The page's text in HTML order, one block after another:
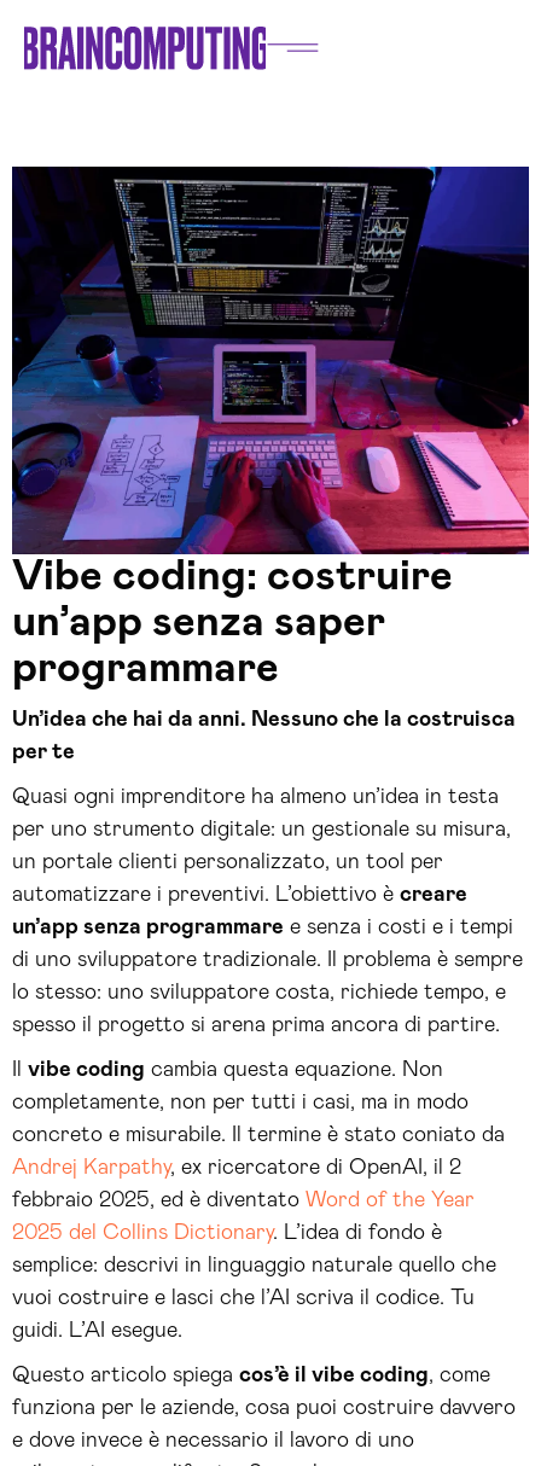
Home/ Blog/IT e Innovazioni
Vibe coding: costruire un’app senza saper programmare
Vibe coding: costruire
un’app senza saper
programmare
Un’idea che hai da anni. Nessuno che la costruisca
per te
Quasi ogni imprenditore ha almeno un’idea in testa
per uno strumento digitale: un gestionale su misura,
un portale clienti personalizzato, un tool per
automatizzare i preventivi. L’obiettivo è creare
un’app senza programmare e senza i costi e i tempi
di uno sviluppatore tradizionale. Il problema è sempre
lo stesso: uno sviluppatore costa, richiede tempo, e
spesso il progetto si arena prima ancora di partire.
vibe coding cambia questa equazione. Non
completamente, non per tutti i casi, ma in modo
concreto e misurabile. Il termine è stato coniato da
Andrej Karpathy, ex ricercatore di OpenAI, il 2
febbraio 2025, ed è diventato Word of the Year
2025 del Collins Dictionary. L’idea di fondo è
semplice: descrivi in linguaggio naturale quello che
vuoi costruire e lasci che l’AI scriva il codice. Tu
guidi. L’AI esegue.
Questo articolo spiega cos’è il vibe coding, come
funziona per le aziende, cosa puoi costruire davvero
e dove invece è necessario il lavoro di uno